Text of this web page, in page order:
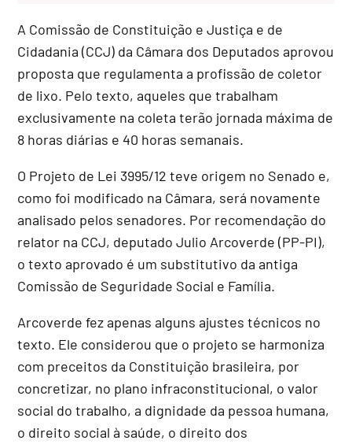
A Comissão de Constituição e Justiça e de
Cidadania (CCJ) da Câmara dos Deputados aprovou
proposta que regulamenta a profissão de coletor
de lixo. Pelo texto, aqueles que trabalham
exclusivamente na coleta terão jornada máxima de
8 horas diárias e 40 horas semanais.
O Projeto de Lei 3995/12 teve origem no Senado e,
como foi modificado na Câmara, será novamente
analisado pelos senadores. Por recomendação do
relator na CCJ, deputado Julio Arcoverde (PP-PI),
o texto aprovado é um substitutivo da antiga
Comissão de Seguridade Social e Família.
Arcoverde fez apenas alguns ajustes técnicos no
texto. Ele considerou que o projeto se harmoniza
com preceitos da Constituição brasileira, por
concretizar, no plano infraconstitucional, o valor
social do trabalho, a dignidade da pessoa humana,
o direito social à saúde, o direito dos